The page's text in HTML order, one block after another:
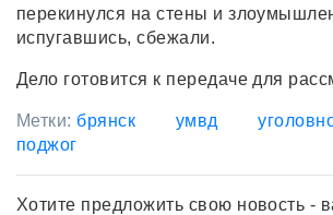
перекинулся на стены и
испугавшись, сбежали.
Дело готовится к передаче для
Метки: брянск умвд
поджог
Хотите предложить свою новость -